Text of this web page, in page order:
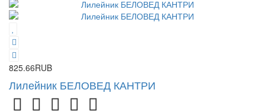
825.66RUB
Лилейник БЕЛОВЕД КАНТРИ